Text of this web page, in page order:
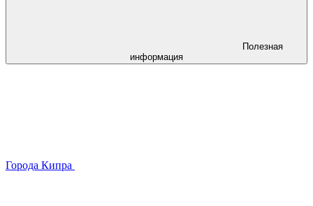
Полезная
информация
Города Кипра